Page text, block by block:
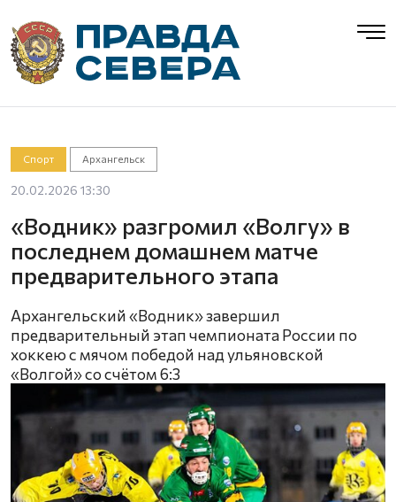
Спорт Архангельск
20.02.2026 13:30
«Водник» разгромил «Волгу» в
последнем домашнем матче
предварительного этапа
Архангельский «Водник» завершил
предварительный этап чемпионата России по
хоккею с мячом победой над ульяновской
«Волгой» со счётом 6:3